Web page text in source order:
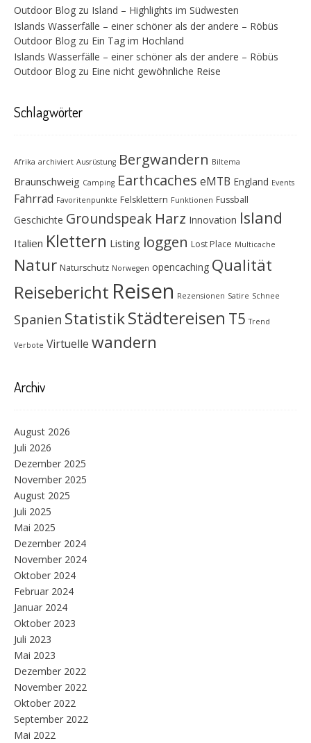
Outdoor Blog zu Island – Highlights im Südwesten
Islands Wasserfälle – einer schöner als der andere – Röbüs
Outdoor Blog zu Ein Tag im Hochland
Islands Wasserfälle – einer schöner als der andere – Röbüs
Outdoor Blog zu Eine nicht gewöhnliche Reise
Schlagwörter
Afrika archiviert Ausrüstung Bergwandern Biltema
Braunschweig Camping Earthcaches eMTB England Events
Fahrrad Favoritenpunkte Felsklettern Funktionen Fussball
Geschichte Groundspeak Harz Innovation Island
Italien Klettern Listing loggen Lost Place Multicache
Natur Naturschutz Norwegen opencaching Qualität
Reisebericht Reisen Rezensionen Satire Schnee
Spanien StatistikStädtereisen T5 Trend
Verbote Virtuelle wandern
Archiv
August 2026
Juli 2026
Dezember 2025
November 2025
August 2025
Juli 2025
Mai 2025
Dezember 2024
November 2024
Oktober 2024
Februar 2024
Januar 2024
Oktober 2023
Juli 2023
Mai 2023
Dezember 2022
November 2022
Oktober 2022
September 2022
Mai 2022